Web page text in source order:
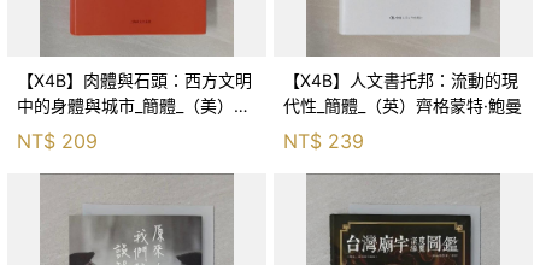
【X4B】肉體與石頭：西方文明
中的身體與城市_簡體_（美）理
查德·桑內特
NT$ 209
【X4B】人文書托邦：流動的現
代性_簡體_（英）齊格蒙特·鮑曼
NT$ 239